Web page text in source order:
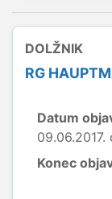
DOLŽNIK
RG
Datum
09.06.2017.
Konec